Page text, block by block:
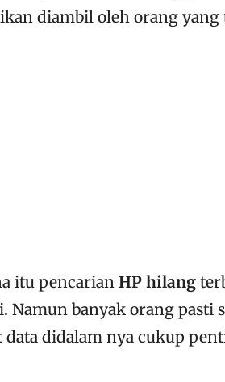
diambil oleh orang
itu pencarian HP hilang
Namun banyak orang pasti
didalam nya cukup